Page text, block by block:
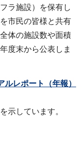
ラ施設）を保有し
市民の皆様と共有
体の施設数や面積
度末から公表しま
レポート（年報）
示しています。